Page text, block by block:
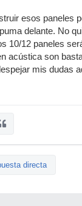
esos paneles
delante. No
10/12 paneles
acústica son
mis dudas
directa